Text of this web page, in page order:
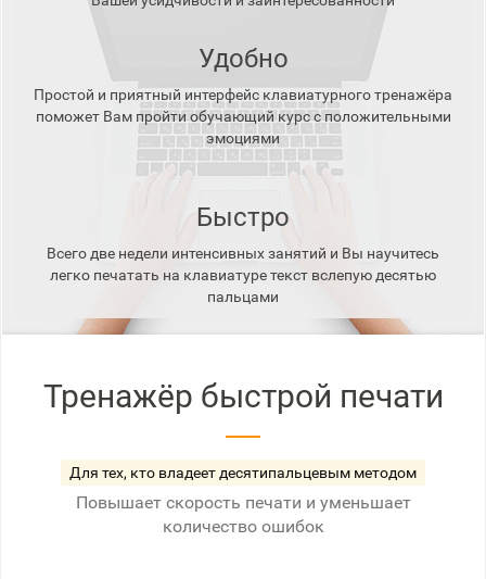
Удобно
Простой и приятный интерфейс клавиатурного тренажёра
поможет Вам пройти обучающий курс с положительными
эмоциями
Быстро
Всего две недели интенсивных занятий и Вы научитесь
легко печатать на клавиатуре текст вслепую десятью
пальцами
Тренажёр быстрой печати
Для тех, кто владеет десятипальцевым методом
Повышает скорость печати и уменьшает
количество ошибок